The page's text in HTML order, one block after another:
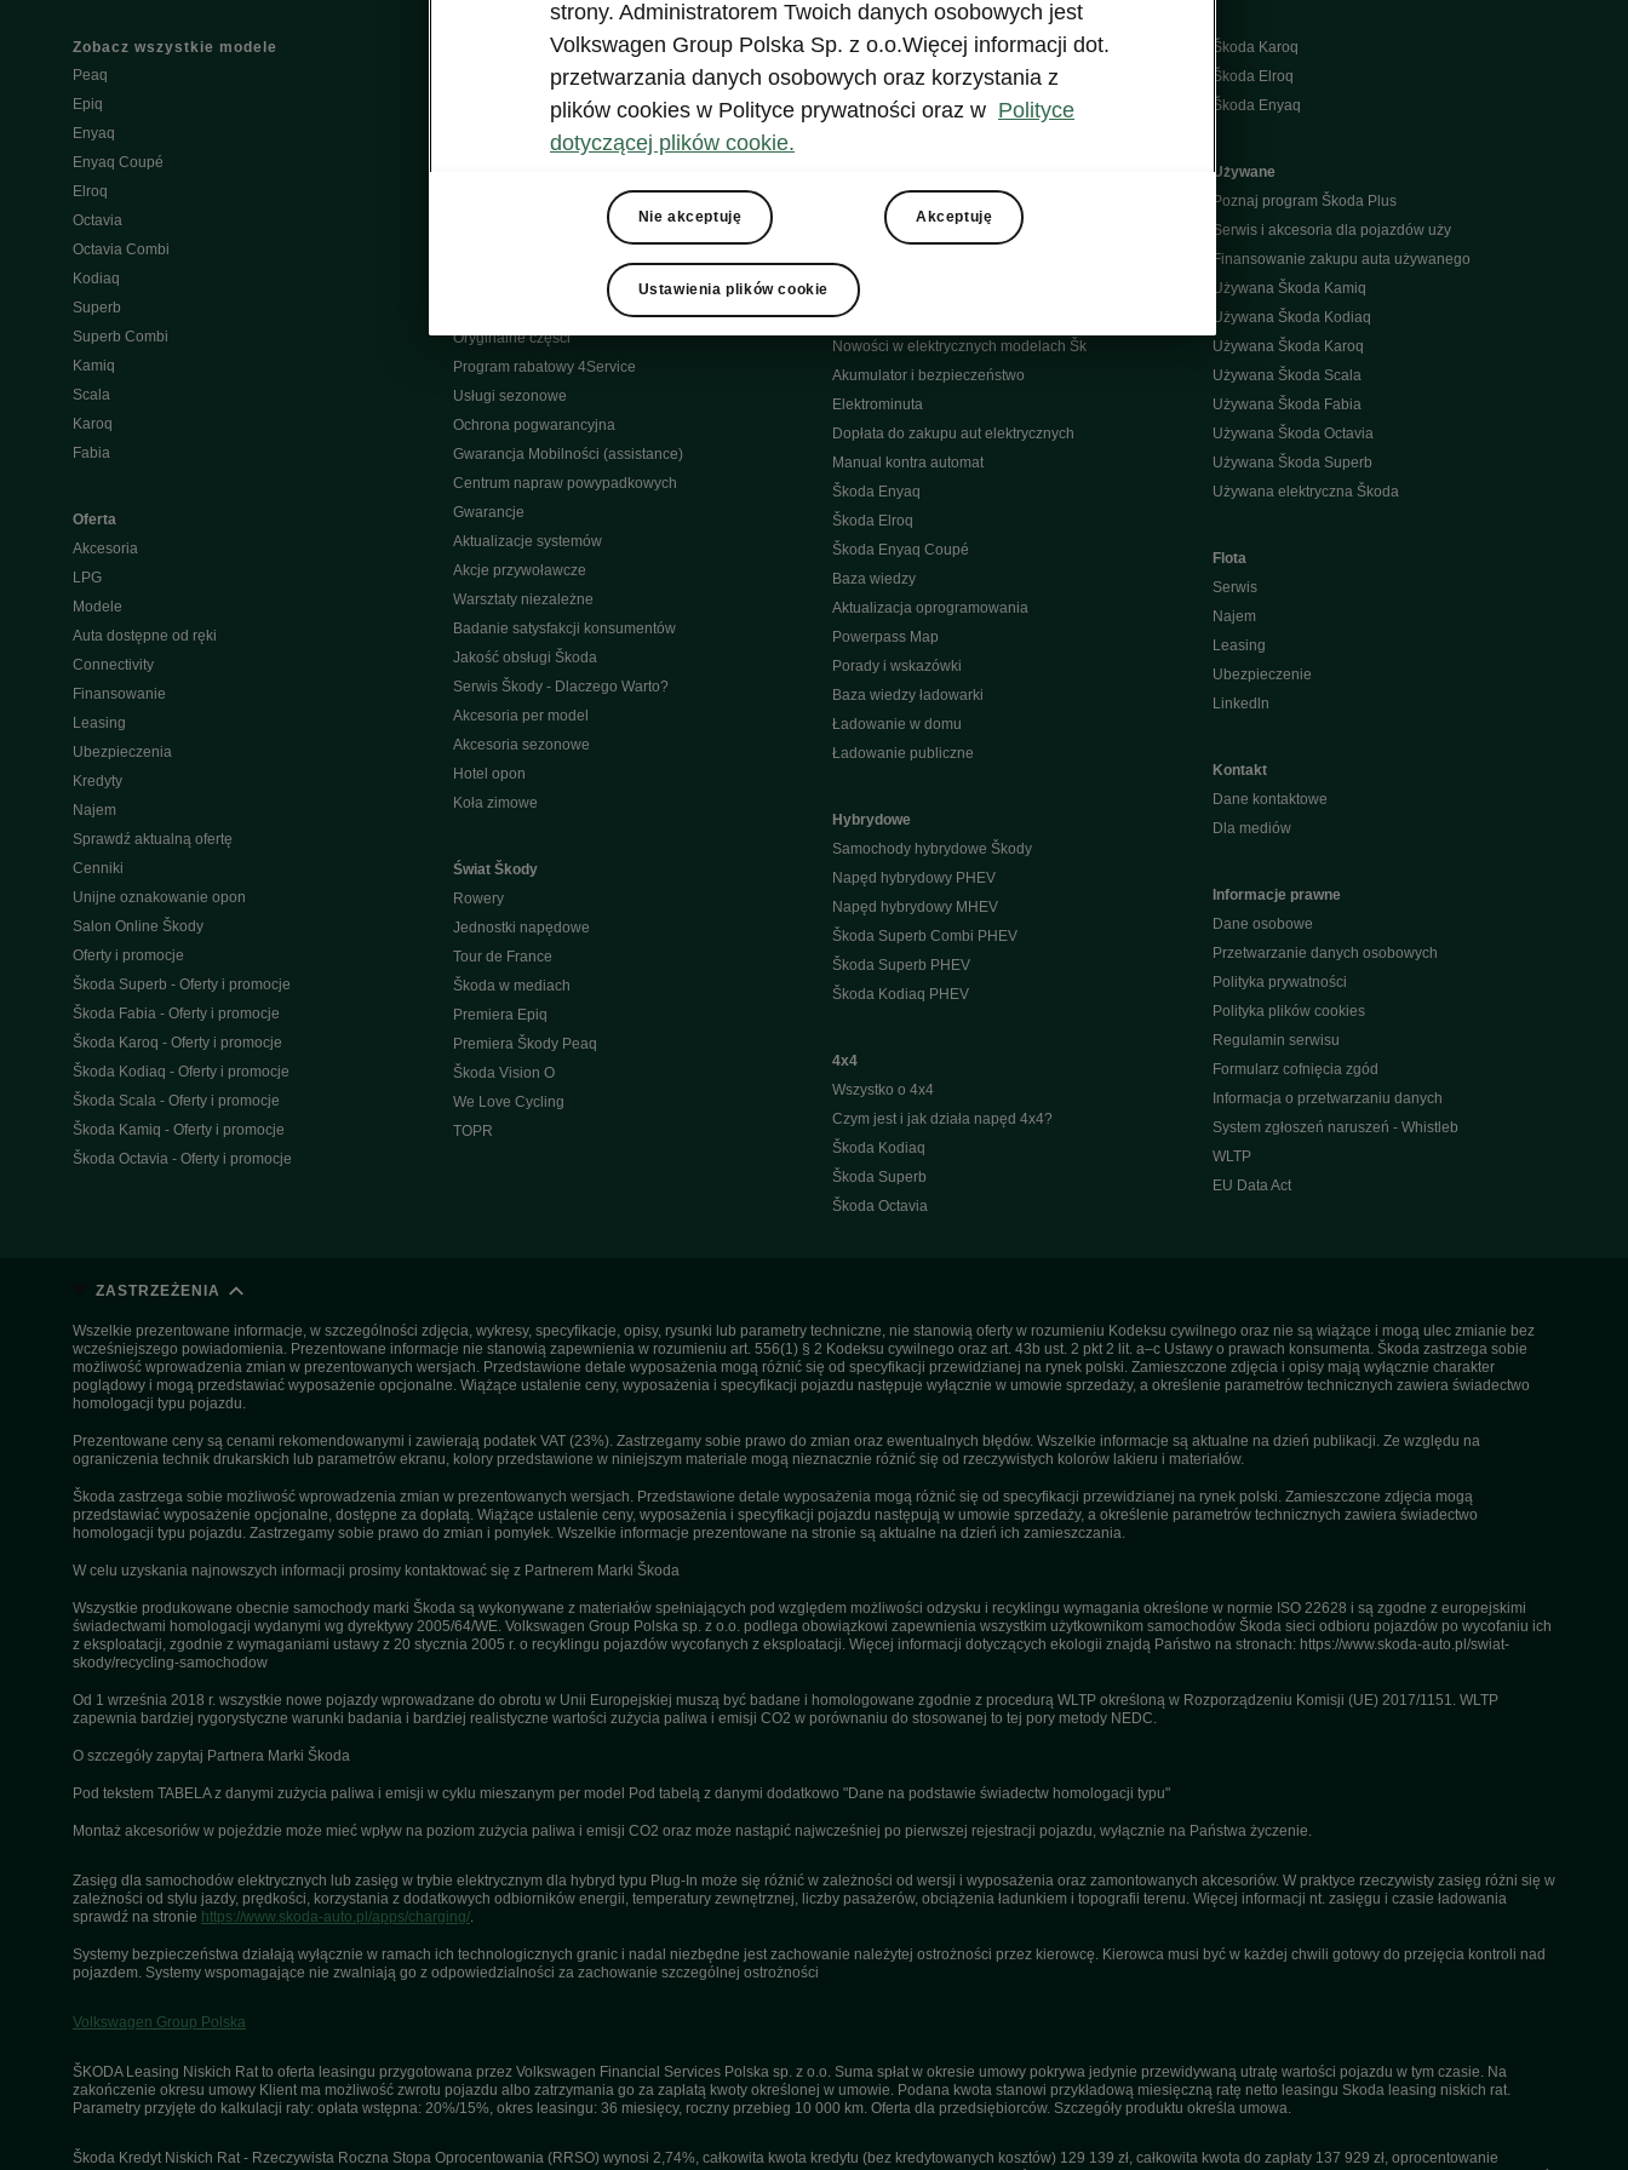
Zobacz wszystkie modele
Peaq
Epiq
Enyaq
Enyaq Coupé
Elroq
Octavia
Octavia Combi
Kodiaq
Superb
Superb Combi
Kamiq
Scala
Karoq
Fabia
Oferta
Akcesoria
LPG
Modele
Auta dostępne od ręki
Connectivity
Finansowanie
Leasing
Ubezpieczenia
Kredyty
Najem
Sprawdź aktualną ofertę
Cenniki
Unijne oznakowanie opon
Salon Online Škody
Oferty i promocje
Škoda Superb - Oferty i promocje
Škoda Fabia - Oferty i promocje
Škoda Karoq - Oferty i promocje
Škoda Kodiaq - Oferty i promocje
Škoda Scala - Oferty i promocje
Škoda Kamiq - Oferty i promocje
Škoda Octavia - Oferty i promocje
W trosce o Škodę - porady
Škoda Connect
Oryginalne części
Program rabatowy 4Service
Usługi sezonowe
Ochrona pogwarancyjna
Gwarancja Mobilności (assistance)
Centrum napraw powypadkowych
Gwarancje
Aktualizacje systemów
Akcje przywoławcze
Warsztaty niezależne
Badanie satysfakcji konsumentów
Jakość obsługi Škoda
Serwis Škody - Dlaczego Warto?
Akcesoria per model
Akcesoria sezonowe
Hotel opon
Koła zimowe
Świat Škody
Rowery
Jednostki napędowe
Tour de France
Škoda w mediach
Premiera Epiq
Premiera Škody Peaq
Škoda Vision O
We Love Cycling
TOPR
Facebook
Instagram
YouTube
Środowisko
Elektryczne
Samochody Elektryczne Škody
Nowości w elektrycznych modelach Šk
Akumulator i bezpieczeństwo
Elektrominuta
Dopłata do zakupu aut elektrycznych
Manual kontra automat
Škoda Enyaq
Škoda Elroq
Škoda Enyaq Coupé
Baza wiedzy
Aktualizacja oprogramowania
Powerpass Map
Porady i wskazówki
Baza wiedzy ładowarki
Ładowanie w domu
Ładowanie publiczne
Hybrydowe
Samochody hybrydowe Škody
Napęd hybrydowy PHEV
Napęd hybrydowy MHEV
Škoda Superb Combi PHEV
Škoda Superb PHEV
Škoda Kodiaq PHEV
4x4
Wszystko o 4x4
Czym jest i jak działa napęd 4x4?
Škoda Kodiaq
Škoda Superb
Škoda Octavia
Škoda Karoq
Škoda Elroq
Škoda Enyaq
Używane
Poznaj program Škoda Plus
Serwis i akcesoria dla pojazdów uży
Finansowanie zakupu auta używanego
Używana Škoda Kamiq
Używana Škoda Kodiaq
Używana Škoda Karoq
Używana Škoda Scala
Używana Škoda Fabia
Używana Škoda Octavia
Używana Škoda Superb
Używana elektryczna Škoda
Flota
Serwis
Najem
Leasing
Ubezpieczenie
Linkedln
Kontakt
Dane kontaktowe
Dla mediów
Informacje prawne
Dane osobowe
Przetwarzanie danych osobowych
Polityka prywatności
Polityka plików cookies
Regulamin serwisu
Formularz cofnięcia zgód
Informacja o przetwarzaniu danych
System zgłoszeń naruszeń - Whistleb
WLTP
EU Data Act
ZASTRZEŻENIA
Wszelkie prezentowane informacje, w szczególności zdjęcia, wykresy, specyfikacje, opisy, rysunki lub parametry techniczne, nie stanowią oferty w rozumieniu Kodeksu cywilnego oraz nie są wiążące i mogą ulec zmianie bez
wcześniejszego powiadomienia. Prezentowane informacje nie stanowią zapewnienia w rozumieniu art. 556(1) § 2 Kodeksu cywilnego oraz art. 43b ust. 2 pkt 2 lit. a–c Ustawy o prawach konsumenta. Škoda zastrzega sobie
możliwość wprowadzenia zmian w prezentowanych wersjach. Przedstawione detale wyposażenia mogą różnić się od specyfikacji przewidzianej na rynek polski. Zamieszczone zdjęcia i opisy mają wyłącznie charakter
poglądowy i mogą przedstawiać wyposażenie opcjonalne. Wiążące ustalenie ceny, wyposażenia i specyfikacji pojazdu następuje wyłącznie w umowie sprzedaży, a określenie parametrów technicznych zawiera świadectwo
homologacji typu pojazdu.
Prezentowane ceny są cenami rekomendowanymi i zawierają podatek VAT (23%). Zastrzegamy sobie prawo do zmian oraz ewentualnych błędów. Wszelkie informacje są aktualne na dzień publikacji. Ze względu na
ograniczenia technik drukarskich lub parametrów ekranu, kolory przedstawione w niniejszym materiale mogą nieznacznie różnić się od rzeczywistych kolorów lakieru i materiałów.
Škoda zastrzega sobie możliwość wprowadzenia zmian w prezentowanych wersjach. Przedstawione detale wyposażenia mogą różnić się od specyfikacji przewidzianej na rynek polski. Zamieszczone zdjęcia mogą
przedstawiać wyposażenie opcjonalne, dostępne za dopłatą. Wiążące ustalenie ceny, wyposażenia i specyfikacji pojazdu następują w umowie sprzedaży, a określenie parametrów technicznych zawiera świadectwo
homologacji typu pojazdu. Zastrzegamy sobie prawo do zmian i pomyłek. Wszelkie informacje prezentowane na stronie są aktualne na dzień ich zamieszczania.
W celu uzyskania najnowszych informacji prosimy kontaktować się z Partnerem Marki Škoda
Wszystkie produkowane obecnie samochody marki Škoda są wykonywane z materiałów spełniających pod względem możliwości odzysku i recyklingu wymagania określone w normie ISO 22628 i są zgodne z europejskimi
świadectwami homologacji wydanymi wg dyrektywy 2005/64/WE. Volkswagen Group Polska sp. z o.o. podlega obowiązkowi zapewnienia wszystkim użytkownikom samochodów Škoda sieci odbioru pojazdów po wycofaniu ich
z eksploatacji, zgodnie z wymaganiami ustawy z 20 stycznia 2005 r. o recyklingu pojazdów wycofanych z eksploatacji. Więcej informacji dotyczących ekologii znajdą Państwo na stronach: https://www.skoda-auto.pl/swiat-
skody/recycling-samochodow
Od 1 września 2018 r. wszystkie nowe pojazdy wprowadzane do obrotu w Unii Europejskiej muszą być badane i homologowane zgodnie z procedurą WLTP określoną w Rozporządzeniu Komisji (UE) 2017/1151. WLTP
zapewnia bardziej rygorystyczne warunki badania i bardziej realistyczne wartości zużycia paliwa i emisji CO2 w porównaniu do stosowanej to tej pory metody NEDC.
O szczegóły zapytaj Partnera Marki Škoda
Pod tekstem TABELA z danymi zużycia paliwa i emisji w cyklu mieszanym per model Pod tabelą z danymi dodatkowo "Dane na podstawie świadectw homologacji typu"
Montaż akcesoriów w pojeździe może mieć wpływ na poziom zużycia paliwa i emisji CO2 oraz może nastąpić najwcześniej po pierwszej rejestracji pojazdu, wyłącznie na Państwa życzenie.
Zasięg dla samochodów elektrycznych lub zasięg w trybie elektrycznym dla hybryd typu Plug-In może się różnić w zależności od wersji i wyposażenia oraz zamontowanych akcesoriów. W praktyce rzeczywisty zasięg różni się w
zależności od stylu jazdy, prędkości, korzystania z dodatkowych odbiorników energii, temperatury zewnętrznej, liczby pasażerów, obciążenia ładunkiem i topografii terenu. Więcej informacji nt. zasięgu i czasie ładowania
sprawdź na stronie https://www.skoda-auto.pl/apps/charging/.
Systemy bezpieczeństwa działają wyłącznie w ramach ich technologicznych granic i nadal niezbędne jest zachowanie należytej ostrożności przez kierowcę. Kierowca musi być w każdej chwili gotowy do przejęcia kontroli nad
pojazdem. Systemy wspomagające nie zwalniają go z odpowiedzialności za zachowanie szczególnej ostrożności
Volkswagen Group Polska
ŠKODA Leasing Niskich Rat to oferta leasingu przygotowana przez Volkswagen Financial Services Polska sp. z o.o. Suma spłat w okresie umowy pokrywa jedynie przewidywaną utratę wartości pojazdu w tym czasie. Na
zakończenie okresu umowy Klient ma możliwość zwrotu pojazdu albo zatrzymania go za zapłatą kwoty określonej w umowie. Podana kwota stanowi przykładową miesięczną ratę netto leasingu Skoda leasing niskich rat.
Parametry przyjęte do kalkulacji raty: opłata wstępna: 20%/15%, okres leasingu: 36 miesięcy, roczny przebieg 10 000 km. Oferta dla przedsiębiorców. Szczegóły produktu określa umowa.
Škoda Kredyt Niskich Rat - Rzeczywista Roczna Stopa Oprocentowania (RRSO) wynosi 2,74%, całkowita kwota kredytu (bez kredytowanych kosztów) 129 139 zł, całkowita kwota do zapłaty 137 929 zł, oprocentowanie
strony. Administratorem Twoich danych osobowych jest
Volkswagen Group Polska Sp. z o.o.Więcej informacji dot.
przetwarzania danych osobowych oraz korzystania z
plików cookies w Polityce prywatności oraz w Polityce
dotyczącej plików cookie.
Nie akceptuję Akceptuję
Ustawienia plików cookie